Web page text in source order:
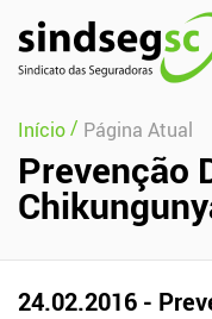
Pular Navegação (s)
Início/ Página Atual
Prevenção
24.02.2016 -